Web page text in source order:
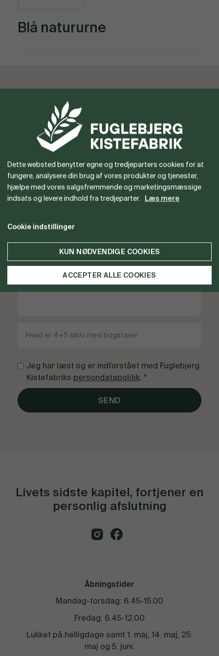
Blå natururne
Vil du gerne være forhandler
eller har du spørgsmål?
Jeg har læst og er indforstået med Fuglebjerg
Kistefabriks persondatapolitik. *
Livets sidste kapitel, fortjener en
personlig afslutning
Åbningstider
Mandag-torsdag: 6.45-15.00
Fredag: 6.45-12.00
Lukket på helligdage samt 1. maj, 14. maj, 25.
maj og 5. juni.
Dette websted benytter egne og tredjeparters cookies for at
fungere, analysere din brug af vores produkter og tjenester,
hjælpe med vores salgsfremmende og marketingsmæssige
indsats og levere indhold fra tredjeparter. Læs mere
Cookie indstillinger
KUN NØDVENDIGE COOKIES
ACCEPTER ALLE COOKIES